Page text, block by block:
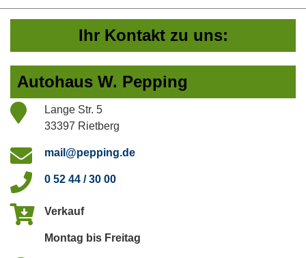
Ihr Kontakt zu uns:
Autohaus W. Pepping
Lange Str. 5
33397 Rietberg
mail@pepping.de
0 52 44 / 30 00
Verkauf
Montag bis Freitag